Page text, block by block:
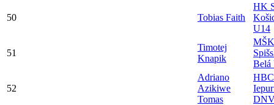
50 Tobias Faith
HK
U14
51
Timotej
Knapik
MŠK
Belá
52
Adriano
Azikiwe
Tomas
HBC